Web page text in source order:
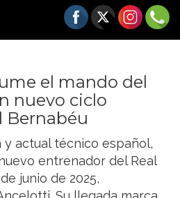
el mando del
nuevo ciclo
Bernabéu
y actual técnico español,
entrenador del Real
junio de 2025,